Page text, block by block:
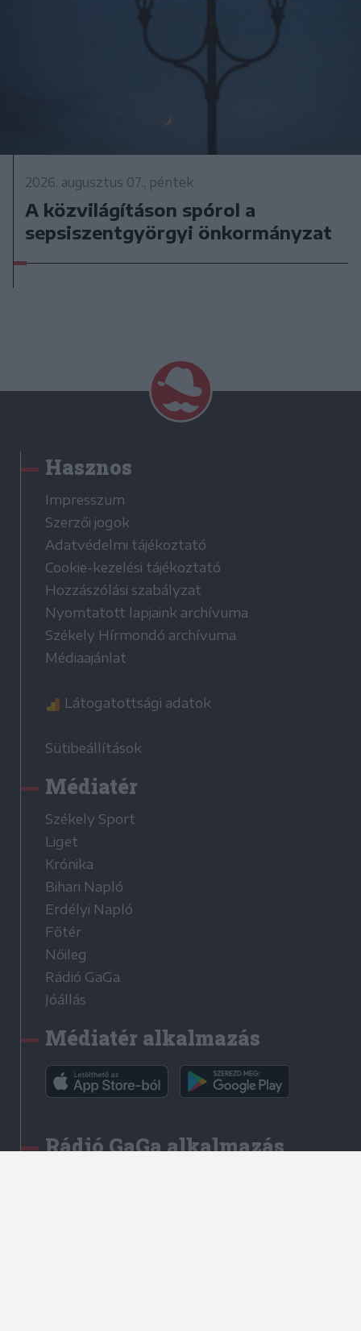
2026. augusztus 07., péntek
A közvilágításon spórol a
sepsiszentgyörgyi önkormányzat
Hasznos
Impresszum
Szerzői jogok
Adatvédelmi tájékoztató
Cookie-kezelési tájékoztató
Hozzászólási szabályzat
Nyomtatott lapjaink archívuma
Székely Hírmondó archívuma
Médiaajánlat
Látogatottsági adatok
Sütibeállítások
Médiatér
Székely Sport
Liget
Krónika
Bihari Napló
Erdélyi Napló
Főtér
Nőileg
Rádió GaGa
Jóállás
Médiatér alkalmazás
Rádió GaGa alkalmazás